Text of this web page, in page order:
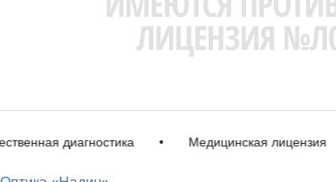
диагностика • Медицинская лицензия